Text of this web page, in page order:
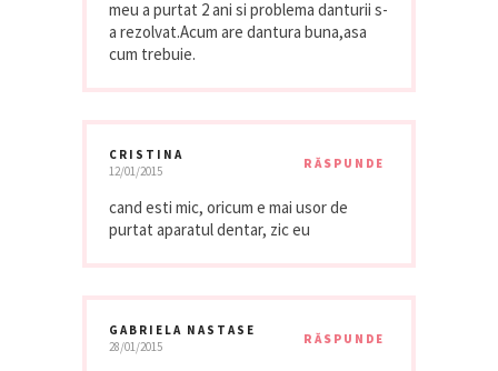
meu a purtat 2 ani si problema danturii s-
a rezolvat.Acum are dantura buna,asa
cum trebuie.
CRISTINA
12/01/2015
RĂSPUNDE
cand esti mic, oricum e mai usor de
purtat aparatul dentar, zic eu
GABRIELA NASTASE
28/01/2015
RĂSPUNDE